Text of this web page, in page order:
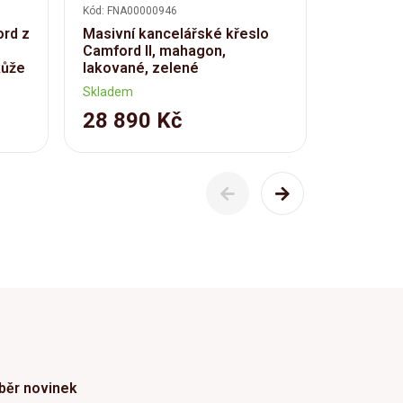
z
Kód: FNA00000946
Masivní kancelářské křeslo
Camford II, mahagon,
lakované, zelené
Skladem
28 890 Kč
novinek